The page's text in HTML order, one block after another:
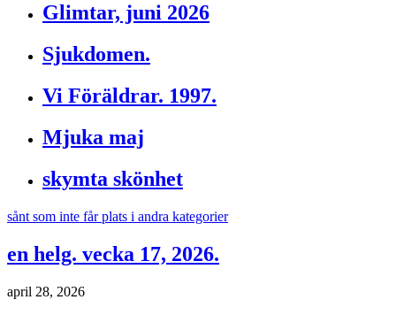
Glimtar, juni 2026
Sjukdomen.
Vi Föräldrar. 1997.
Mjuka maj
skymta skönhet
sånt som inte får plats i andra kategorier
en helg. vecka 17, 2026.
april 28, 2026